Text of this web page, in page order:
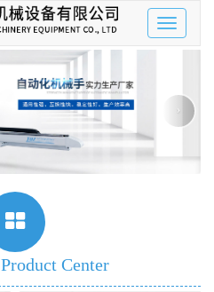
Toggle
›
Product Center